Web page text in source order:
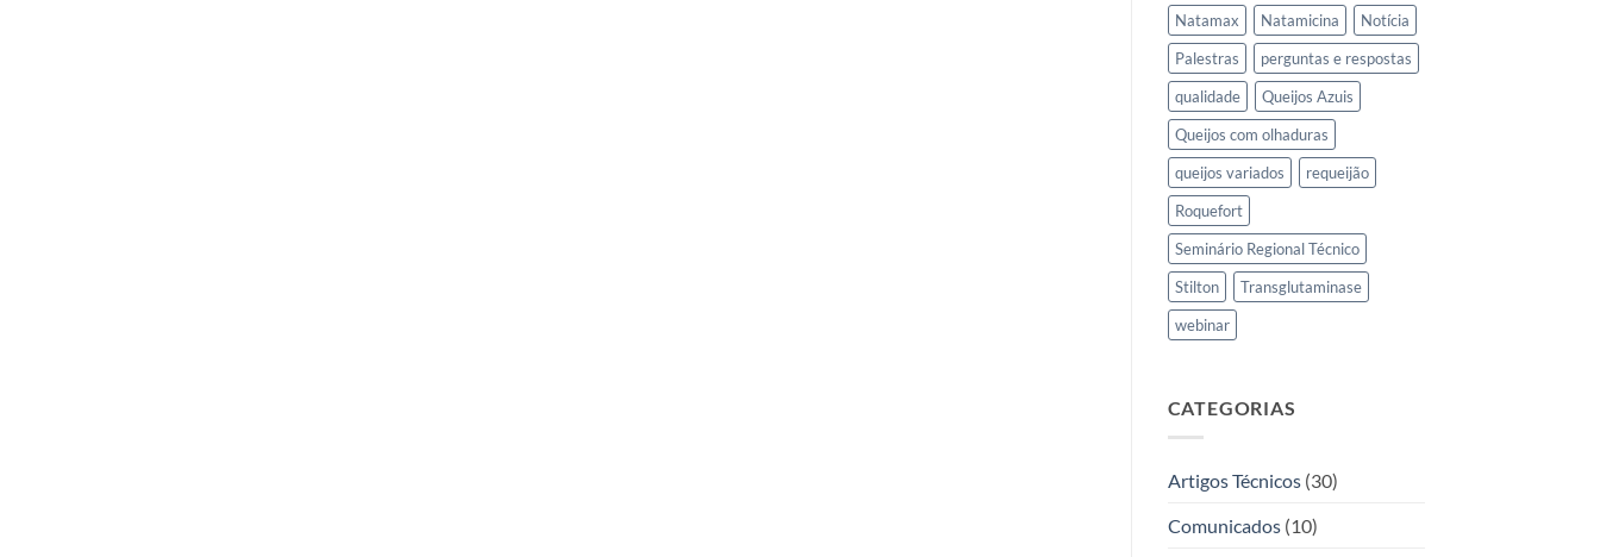
Natamax
Natamicina
Notícia
Palestras
perguntas e respostas
qualidade
Queijos Azuis
Queijos com olhaduras
queijos variados
requeijão
Roquefort
Seminário Regional Técnico
Stilton
Transglutaminase
webinar
CATEGORIAS
Artigos Técnicos(30)
Comunicados(10)